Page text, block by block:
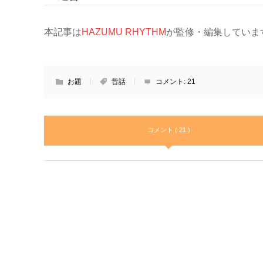
本記事はHAZUMU RHYTHMが監修・編集していま
お題 昔話 コメント: 21
コメント ( 21 )